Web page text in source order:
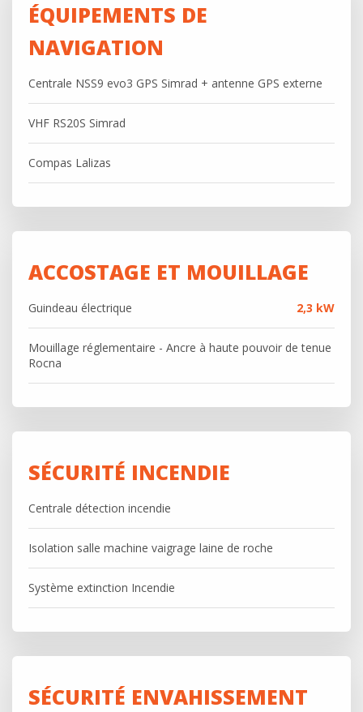
ÉQUIPEMENTS DE
NAVIGATION
Centrale NSS9 evo3 GPS Simrad + antenne GPS externe
VHF RS20S Simrad
Compas Lalizas
ACCOSTAGE ET MOUILLAGE
Guindeau électrique 2,3 kW
Mouillage réglementaire - Ancre à haute pouvoir de tenue
Rocna
SÉCURITÉ INCENDIE
Centrale détection incendie
Isolation salle machine vaigrage laine de roche
Système extinction Incendie
SÉCURITÉ ENVAHISSEMENT